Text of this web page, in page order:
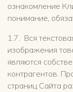
ознакомление
понимание,
1.7. Вся
изображения
являются
контрагентов.
страниц Сайта